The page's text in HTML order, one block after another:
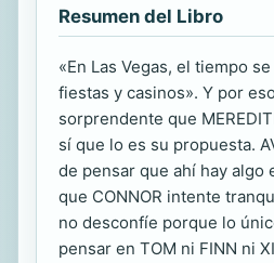
Resumen del Libro
«En Las Vegas, el tiempo
fiestas y casinos». Y por
sorprendente que
sí que lo es su propuesta.
de pensar que ahí hay algo
que CONNOR intente
no desconfíe porque lo
pensar en TOM ni FINN ni